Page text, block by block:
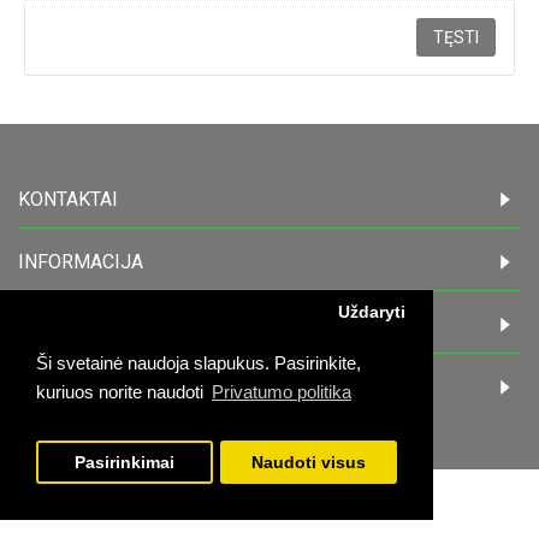
Ši svetainė naudoja slapukus. Pasirinkite,
kuriuos norite naudoti Privatumo politika
Uždaryti
Pasirinkimai Naudoti visus
TĘSTI
KONTAKTAI
INFORMACIJA
DARBO LAIKAS: